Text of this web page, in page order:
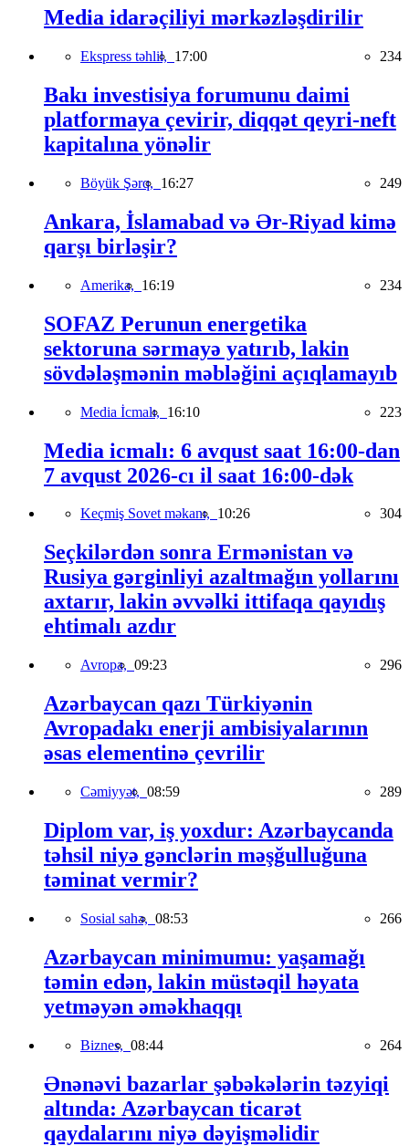
Media idarəçiliyi mərkəzləşdirilir
Ekspress təhlil, 17:00 234
Bakı investisiya forumunu daimi
platformaya çevirir, diqqət qeyri-neft
kapitalına yönəlir
Böyük Şərq, 16:27 249
Ankara, İslamabad və Ər-Riyad kimə
qarşı birləşir?
Amerika, 16:19 234
SOFAZ Perunun energetika
sektoruna sərmayə yatırıb, lakin
sövdələşmənin məbləğini açıqlamayıb
Media İcmalı, 16:10 223
Media icmalı: 6 avqust saat 16:00-dan
7 avqust 2026-cı il saat 16:00-dək
Keçmiş Sovet məkanı, 10:26 304
Seçkilərdən sonra Ermənistan və
Rusiya gərginliyi azaltmağın yollarını
axtarır, lakin əvvəlki ittifaqa qayıdış
ehtimalı azdır
Avropa, 09:23 296
Azərbaycan qazı Türkiyənin
Avropadakı enerji ambisiyalarının
əsas elementinə çevrilir
Cəmiyyət, 08:59 289
Diplom var, iş yoxdur: Azərbaycanda
təhsil niyə gənclərin məşğulluğuna
təminat vermir?
Sosial sahə, 08:53 266
Azərbaycan minimumu: yaşamağı
təmin edən, lakin müstəqil həyata
yetməyən əməkhaqqı
Biznes, 08:44 264
Ənənəvi bazarlar şəbəkələrin təzyiqi
altında: Azərbaycan ticarət
qaydalarını niyə dəyişməlidir